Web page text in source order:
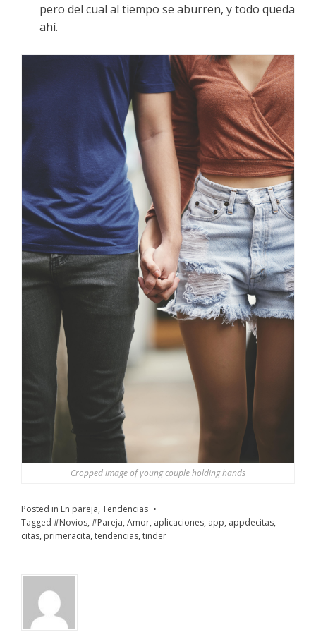
pero del cual al tiempo se aburren, y todo queda
ahí.
Cropped image of young couple holding hands
Posted in En pareja, Tendencias
Tagged #Novios, #Pareja, Amor, aplicaciones, app, appdecitas,
citas, primeracita, tendencias, tinder